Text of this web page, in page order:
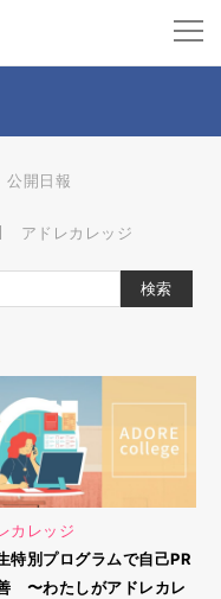
公開日報
アドレカレッジ
カレッジ
特別プログラムで自己PR
〜わたしがアドレカレ